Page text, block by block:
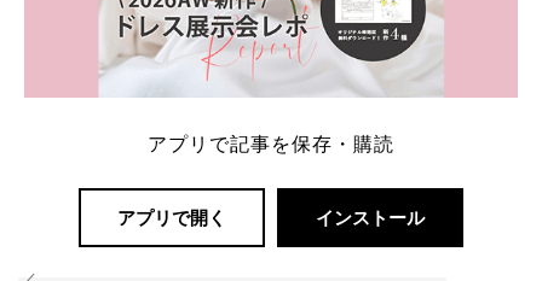
アプリで記事を保存・購読
アプリで開く インストール